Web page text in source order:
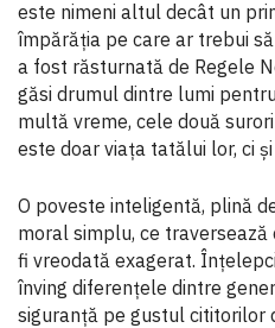
este nimeni altul decât un
împărăţia pe care ar trebui
a fost răsturnată de Regele
găsi drumul dintre lumi
multă vreme, cele două
este doar viaţa tatălui lor, ci
O poveste inteligentă, plină
moral simplu, ce
fi vreodată exagerat.
înving diferenţele dintre
siguranţă pe gustul cititorilor